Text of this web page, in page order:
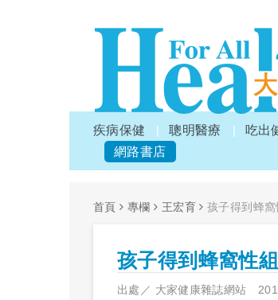
疾病保健 聰明醫療 吃出
網路書店
首頁 專欄 王宏育 孩子得到蜂
孩子得到蜂窩性
出處／ 大家健康雜誌網站